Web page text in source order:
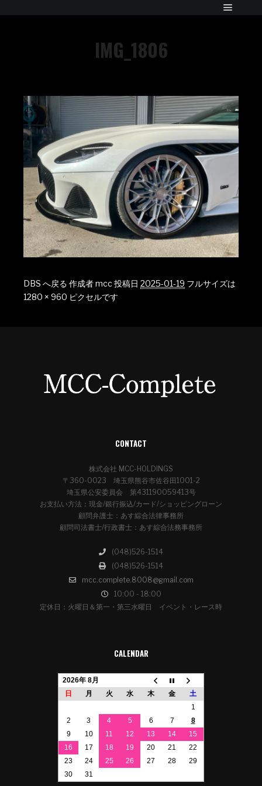
IMG_1806
DBS へ戻る 作成者mcc投稿日 2025-01-19 フルサイズは
1280 × 960 ピクセルです
CONTACT
株式会社 MCC-HOLDINGS
〒360-0023 埼玉県熊谷市佐谷田1001-2
埼玉県公安委員会 第431190059413号
お支払い方法：現金/銀行振込/カード/ショッピングローン
顧問弁護士：あす綜合法律事務所
顧問司法書士/行政書士：あす綜合法務事務所
(048)526-1514
(048)526-1514
mcc.complete.8008@gmail.com
10:00 - 18:00
定休日：火曜日＆第一・第三水曜日 イベント・レース時
CALENDAR
2026年 8月
日
月 火 水 木 金
土
1
2
3 4 5 6 7
8
9
10 11 12 13 14
15
16
17 18 19 20 21
22
23
24 25 26 27 28
29
30
31